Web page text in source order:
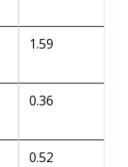
1.59
0.36
0.52